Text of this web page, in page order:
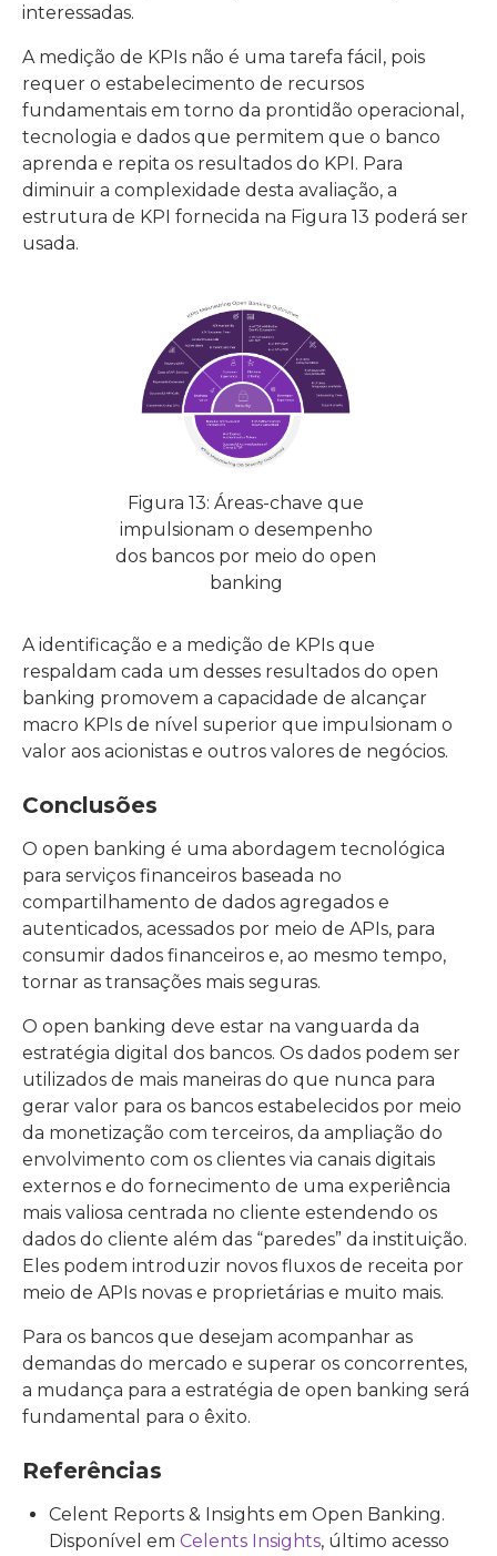
interessadas.
A medição de KPIs não é uma tarefa fácil, pois
requer o estabelecimento de recursos
fundamentais em torno da prontidão operacional,
tecnologia e dados que permitem que o banco
aprenda e repita os resultados do KPI. Para
diminuir a complexidade desta avaliação, a
estrutura de KPI fornecida na Figura 13 poderá ser
usada.
Figura 13: Áreas-chave que
impulsionam o desempenho
dos bancos por meio do open
banking
A identificação e a medição de KPIs que
respaldam cada um desses resultados do open
banking promovem a capacidade de alcançar
macro KPIs de nível superior que impulsionam o
valor aos acionistas e outros valores de negócios.
Conclusões
O open banking é uma abordagem tecnológica
para serviços financeiros baseada no
compartilhamento de dados agregados e
autenticados, acessados por meio de APIs, para
consumir dados financeiros e, ao mesmo tempo,
tornar as transações mais seguras.
O open banking deve estar na vanguarda da
estratégia digital dos bancos. Os dados podem ser
utilizados de mais maneiras do que nunca para
gerar valor para os bancos estabelecidos por meio
da monetização com terceiros, da ampliação do
envolvimento com os clientes via canais digitais
externos e do fornecimento de uma experiência
mais valiosa centrada no cliente estendendo os
dados do cliente além das “paredes” da instituição.
Eles podem introduzir novos fluxos de receita por
meio de APIs novas e proprietárias e muito mais.
Para os bancos que desejam acompanhar as
demandas do mercado e superar os concorrentes,
a mudança para a estratégia de open banking será
fundamental para o êxito.
Referências
Celent Reports & Insights em Open Banking.
Disponível em Celents Insights, último acesso